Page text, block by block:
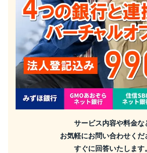
サービス内容や料金な
お気軽にお問い合わせくだ
すぐに回答いたします。